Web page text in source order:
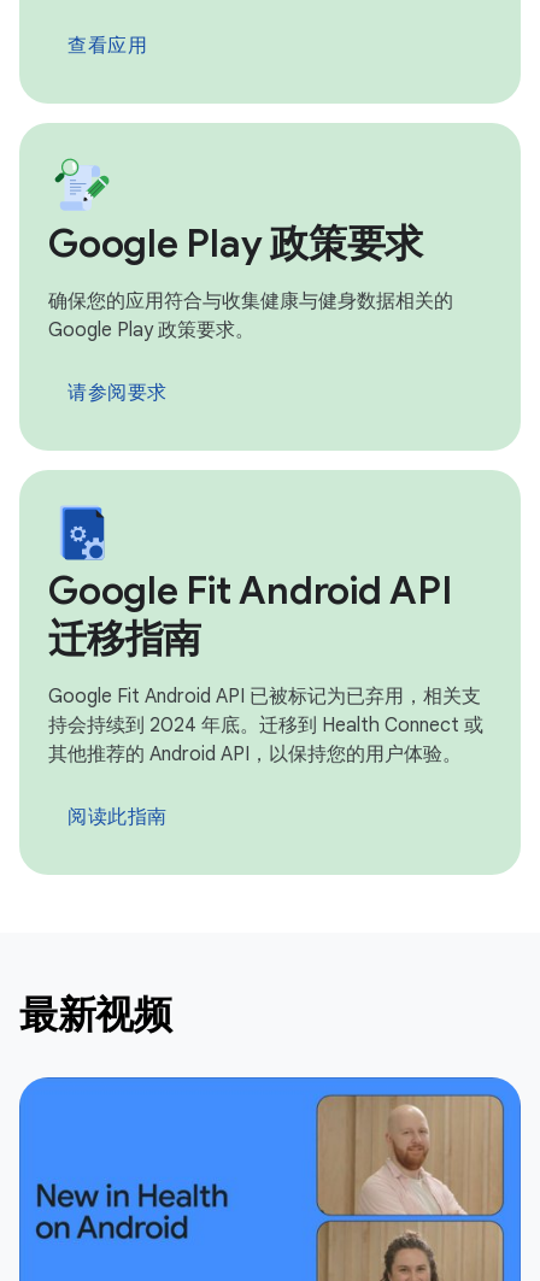
查看应用
Google Play 政策要求
确保您的应用符合与收集健康与健身数据相关的
Google Play 政策要求。
请参阅要求
Google Fit Android API
迁移指南
Google Fit Android API 已被标记为已弃用，相关支
持会持续到 2024 年底。迁移到 Health Connect 或
其他推荐的 Android API，以保持您的用户体验。
阅读此指南
最新视频